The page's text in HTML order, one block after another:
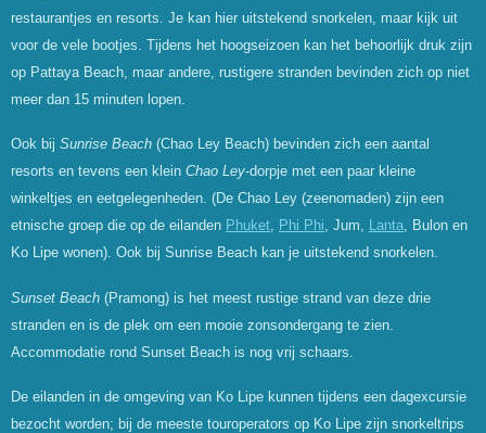
restaurantjes en resorts. Je kan hier uitstekend snorkelen, maar kijk uit
voor de vele bootjes. Tijdens het hoogseizoen kan het behoorlijk druk zijn
op Pattaya Beach, maar andere, rustigere stranden bevinden zich op niet
meer dan 15 minuten lopen.
Ook bij Sunrise Beach (Chao Ley Beach) bevinden zich een aantal
resorts en tevens een klein Chao Ley-dorpje met een paar kleine
winkeltjes en eetgelegenheden. (De Chao Ley (zeenomaden) zijn een
etnische groep die op de eilanden Phuket, Phi Phi, Jum, Lanta, Bulon en
Ko Lipe wonen). Ook bij Sunrise Beach kan je uitstekend snorkelen.
Sunset Beach (Pramong) is het meest rustige strand van deze drie
stranden en is de plek om een mooie zonsondergang te zien.
Accommodatie rond Sunset Beach is nog vrij schaars.
De eilanden in de omgeving van Ko Lipe kunnen tijdens een dagexcursie
bezocht worden; bij de meeste touroperators op Ko Lipe zijn snorkeltrips